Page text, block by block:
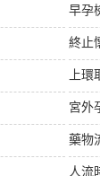
早孕
終止
上環
宮外
藥物
人流